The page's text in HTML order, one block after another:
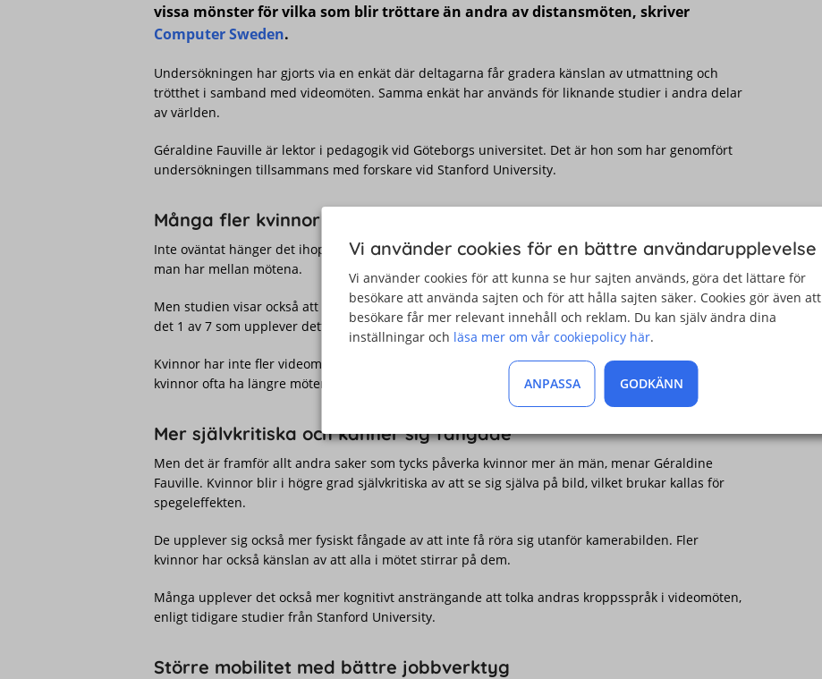
vissa mönster för vilka som blir tröttare än andra av distansmöten, skriver
Computer Sweden.
Undersökningen har gjorts via en enkät där deltagarna får gradera känslan av utmattning och
trötthet i samband med videomöten. Samma enkät har används för liknande studier i andra delar
av världen.
Géraldine Fauville är lektor i pedagogik vid Göteborgs universitet. Det är hon som har genomfört
undersökningen tillsammans med forskare vid Stanford University.
Många fler kvinnor upplever utmattning
Inte oväntat hänger det ihop med hur många och långa möten man har, och hur långa pauser
man har mellan mötena.
Men studien visar också att fler kvinnor upplever zoomtrötthet. Bland kvinnorna som tillfrågats är
det 1 av 7 som upplever detta. Bland männen är det bara 1 av 20.
Kvinnor har inte fler videomöten än vad männen har, enligt undersökningen. Däremot verkar
kvinnor ofta ha längre möten och pauserna mellan dem är kortare.
Mer självkritiska och känner sig fångade
Men det är framför allt andra saker som tycks påverka kvinnor mer än män, menar Géraldine
Fauville. Kvinnor blir i högre grad självkritiska av att se sig själva på bild, vilket brukar kallas för
spegeleffekten.
De upplever sig också mer fysiskt fångade av att inte få röra sig utanför kamerabilden. Fler
kvinnor har också känslan av att alla i mötet stirrar på dem.
Många upplever det också mer kognitivt ansträngande att tolka andras kroppsspråk i videomöten,
enligt tidigare studier från Stanford University.
Större mobilitet med bättre jobbverktyg
Vi använder cookies för en bättre användarupplevelse
Vi använder cookies för att kunna se hur sajten används, göra det lättare för
besökare att använda sajten och för att hålla sajten säker. Cookies gör även att
besökare får mer relevant innehåll och reklam. Du kan själv ändra dina
inställningar och läsa mer om vår cookiepolicy här.
ANPASSA GODKÄNN